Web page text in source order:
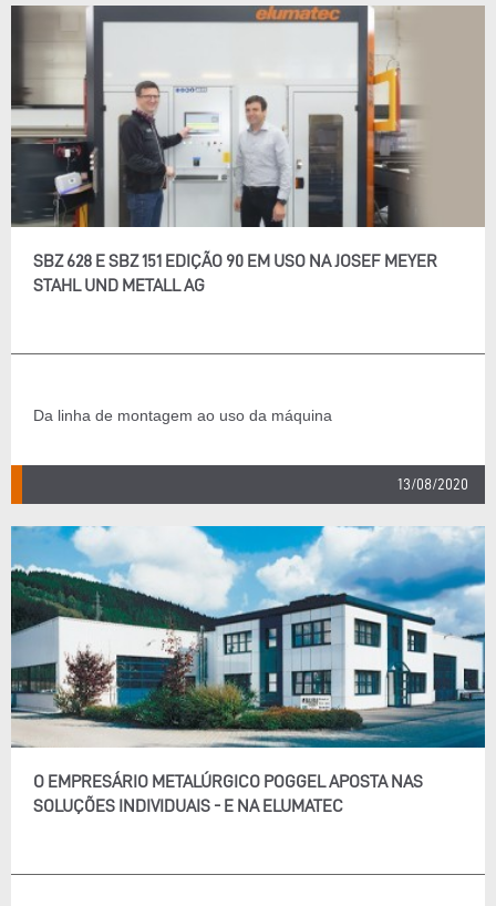
SBZ 628 E SBZ 151 EDIÇÃO 90 EM USO NA JOSEF MEYER
STAHL UND METALL AG
Da linha de montagem ao uso da máquina
13/08/2020
O EMPRESÁRIO METALÚRGICO POGGEL APOSTA NAS
SOLUÇÕES INDIVIDUAIS - E NA ELUMATEC